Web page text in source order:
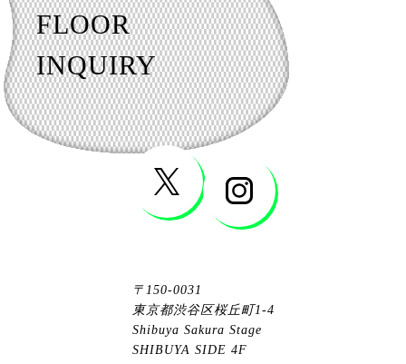
FLOOR
INQUIRY
〒150-0031
東京都渋谷区桜丘町1-4
Shibuya Sakura Stage
SHIBUYA SIDE 4F